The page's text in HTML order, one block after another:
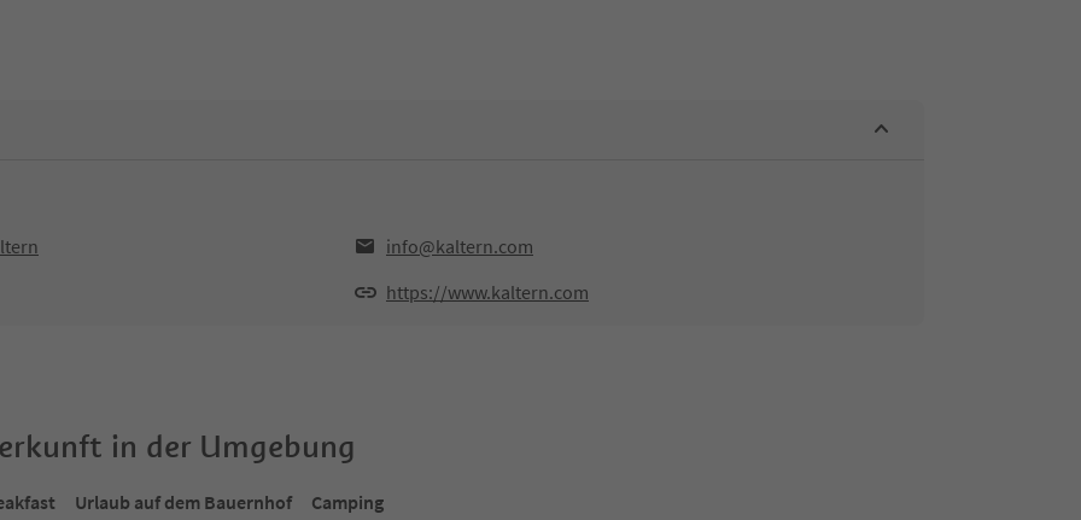
info@kaltern.com
https://www.kaltern.com
in der Umgebung
Urlaub auf dem Bauernhof Camping